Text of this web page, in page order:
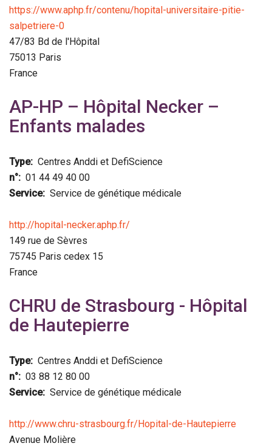
https://www.aphp.fr/contenu/hopital-universitaire-pitie-
salpetriere-0
47/83 Bd de l'Hôpital
75013 Paris
France
AP-HP – Hôpital Necker –
Enfants malades
Type
Centres Anddi et DefiScience
n°
01 44 49 40 00
Service
Service de génétique médicale
http://hopital-necker.aphp.fr/
149 rue de Sèvres
75745 Paris cedex 15
France
CHRU de Strasbourg - Hôpital
de Hautepierre
Type
Centres Anddi et DefiScience
n°
03 88 12 80 00
Service
Service de génétique médicale
http://www.chru-strasbourg.fr/Hopital-de-Hautepierre
Avenue Molière